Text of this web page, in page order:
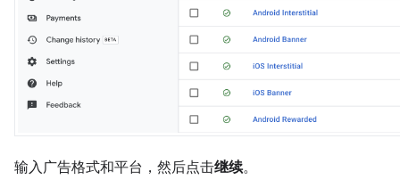
输入广告格式和平台，然后点击继续。